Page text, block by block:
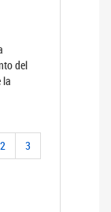
del
la
2
3